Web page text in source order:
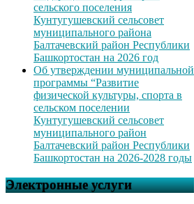
сельского поселения
Кунтугушевский сельсовет
муниципального района
Балтачевский район Республики
Башкортостан на 2026 год
Об утверждении муниципальной
программы “Развитие
физической культуры, спорта в
сельском поселении
Кунтугушевский сельсовет
муниципального район
Балтачевский район Республики
Башкортостан на 2026-2028 годы
Электронные услуги